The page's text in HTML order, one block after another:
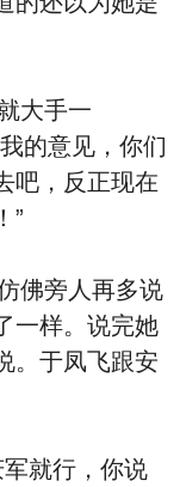
大手一
的意见，你们
吧，反正现在
”
佛旁人再多说
一样。说完她
。于凤飞跟安
就行，你说